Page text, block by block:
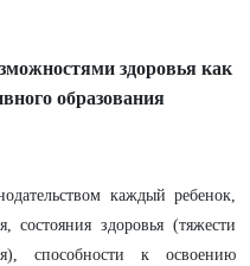
здоровья как
образования
каждый ребенок,
состояния здоровья (тяжести
способности к освоению